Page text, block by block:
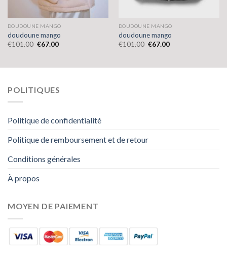
DOUDOUNE MANGO
doudoune mango
€101.00 €67.00
DOUDOUNE MANGO
doudoune mango
€101.00 €67.00
POLITIQUES
Politique de confidentialité
Politique de remboursement et de retour
Conditions générales
À propos
MOYEN DE PAIEMENT